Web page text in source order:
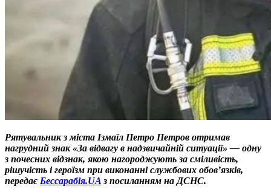
Рятувальник з міста Ізмаїл Петро Петров отримав
нагрудний знак «За відвагу в надзвичайній ситуації» — одну
з почесних відзнак, якою нагороджують за сміливість,
рішучість і героїзм при виконанні службових обов’язків,
передає Бессарабія.UA з посиланням на ДСНС.